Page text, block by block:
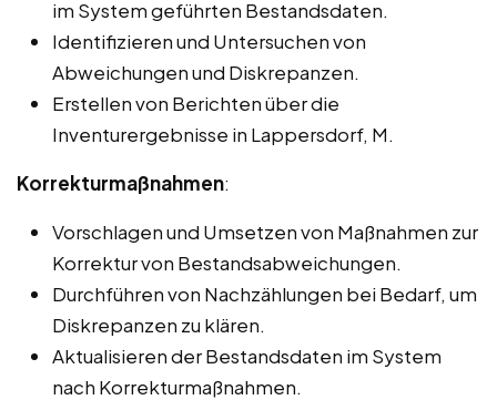
im System geführten Bestandsdaten.
Identifizieren und Untersuchen von
Abweichungen und Diskrepanzen.
Erstellen von Berichten über die
Inventurergebnisse in Lappersdorf, M.
Korrekturmaßnahmen:
Vorschlagen und Umsetzen von Maßnahmen zur
Korrektur von Bestandsabweichungen.
Durchführen von Nachzählungen bei Bedarf, um
Diskrepanzen zu klären.
Aktualisieren der Bestandsdaten im System
nach Korrekturmaßnahmen.